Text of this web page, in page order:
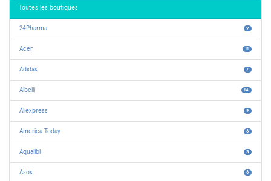
Toutes les boutiques
24Pharma 9
Acer 11
Adidas 7
Albelli 14
Aliexpress 9
America Today 6
Aqualibi 3
Asos 6